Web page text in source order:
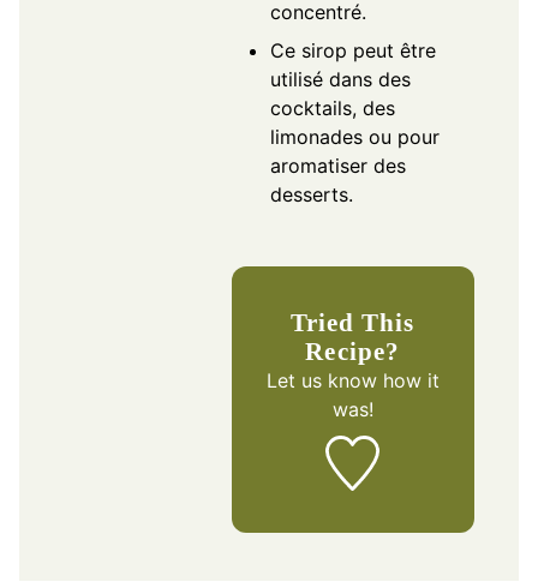
concentré.
Ce sirop peut être
utilisé dans des
cocktails, des
limonades ou pour
aromatiser des
desserts.
Tried This
Recipe?
Let us knowhow it
was!